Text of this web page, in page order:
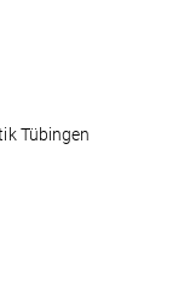
Tübingen